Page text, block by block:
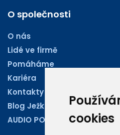
cookies
O společnosti
O nás
Lidé ve firmě
Pomáháme
Kariéra
Kontakty
Blog Ježkoviny
AUDIO PODCASTY